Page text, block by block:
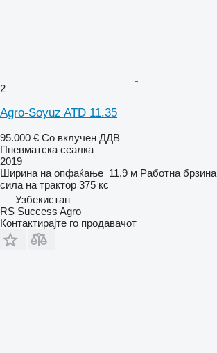
2
Agro-Soyuz ATD 11.35
95.000 € Со вклучен ДДВ
Пневматска сеалка
2019
Ширина на опфаќање 11,9 м Работна брзина
сила на трактор 375 кс
Узбекистан
RS Success Agro
Контактирајте го продавачот